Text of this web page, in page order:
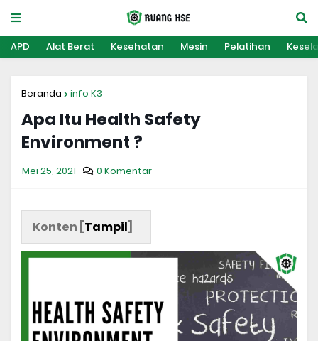
APD Alat Berat Kesehatan Mesin Pelatihan
Beranda info K3
Apa Itu Health Safety
Environment ?
Mei 25, 2021 0 Komentar
Konten [Tampil]